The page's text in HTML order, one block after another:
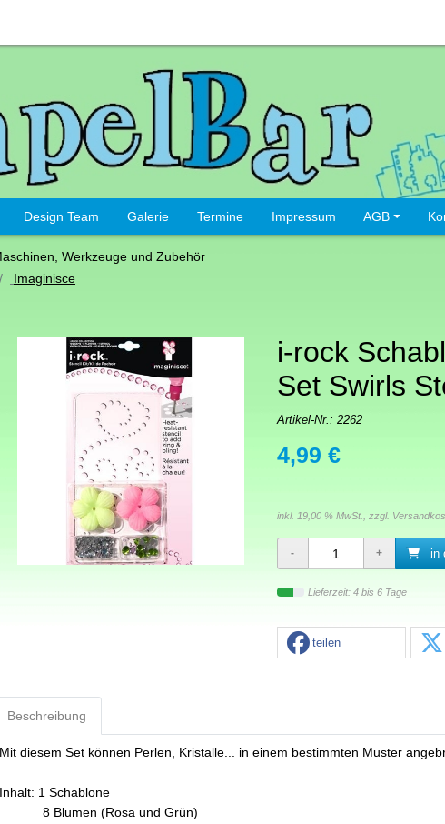
Design Team Galerie Termine Impressum AGB
Werkzeuge und Zubehör
Imaginisce
i-rock
Set Swirls
Artikel-Nr.: 2262
4,99 €
inkl. 19,00 % MwSt., zzgl.
in
Lieferzeit: 4 bis 6 Tage
teilen
Beschreibung
Mit diesem Set können Perlen, Kristalle... in einem bestimmten Muster
Inhalt: 1 Schablone
8 Blumen (Rosa und Grün)